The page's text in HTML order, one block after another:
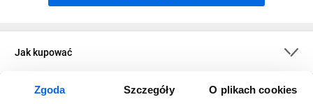
Zgoda Szczegóły O plikach cookies
Jak kupować
O firmie